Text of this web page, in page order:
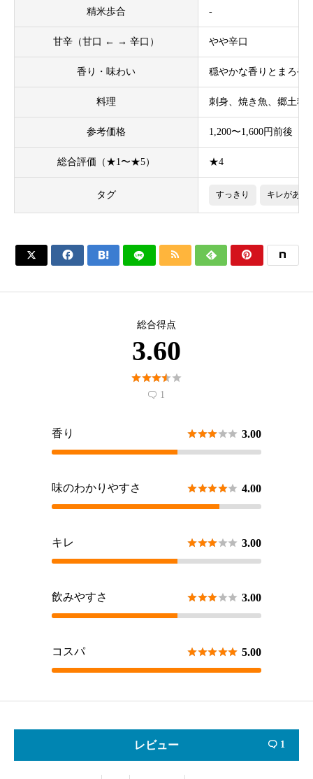
精米歩合 -
甘辛（甘口 ← → 辛口） やや辛口
香り・味わい 穏やかな香りとまろや
料理 刺身、焼き魚、郷土料
参考価格 1,200〜1,600円前後（
総合評価（★1〜★5） ★4
タグ すっきり キレがある
     
総合得点
3.60

 1
香り  3.00
味のわかりやすさ  4.00
キレ  3.00
飲みやすさ  3.00
コスパ  5.00
レビュー  1